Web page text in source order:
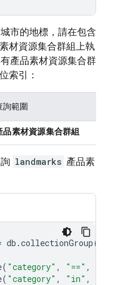
市的地標，請在包含
材資源集合群組上執
產品素材資源集合群
索引：
詢範圍
品素材資源集合群組
landmarks 產品素
db .collectionGroup(
( "category" , "==" ,
( "category" , "in" ,